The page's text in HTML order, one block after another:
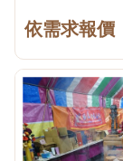
與祝福文字製作
開工、店家開幕
壽、節慶活動、
依需求報價